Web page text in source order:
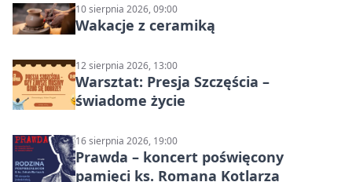
10 sierpnia 2026, 09:00
Wakacje z ceramiką
12 sierpnia 2026, 13:00
Warsztat: Presja Szczęścia –
świadome życie
16 sierpnia 2026, 19:00
Prawda – koncert poświęcony
pamięci ks. Romana Kotlarza